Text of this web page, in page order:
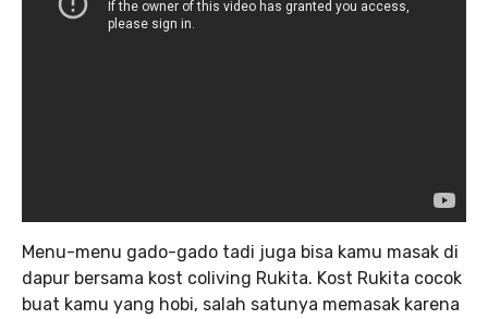
Menu-menu gado-gado tadi juga bisa kamu masak di
dapur bersama kost coliving Rukita. Kost Rukita cocok
buat kamu yang hobi, salah satunya memasak karena